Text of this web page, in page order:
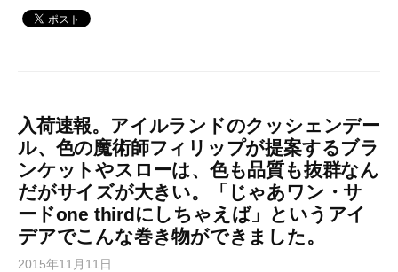
入荷速報。アイルランドのクッシェンデー
ル、色の魔術師フィリップが提案するブラ
ンケットやスローは、色も品質も抜群なん
だがサイズが大きい。「じゃあワン・サ
ードone thirdにしちゃえば」というアイ
デアでこんな巻き物ができました。
2015年11月11日